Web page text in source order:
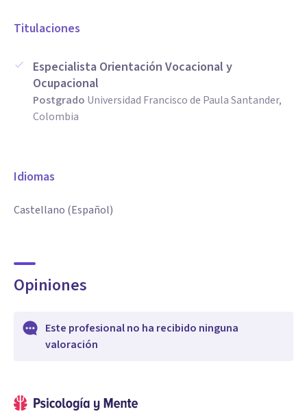
Titulaciones
Especialista Orientación Vocacional y
Ocupacional
Postgrado Universidad Francisco de Paula Santander,
Colombia
Idiomas
Castellano (Español)
Opiniones
Este profesional no ha recibido ninguna
valoración